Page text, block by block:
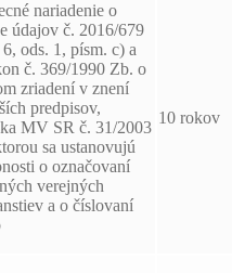
nariadenie o
údajov č. 2016/679
ods. 1, písm. c) a
č. 369/1990 Zb. o
zriadení v znení
predpisov,
MV SR č. 31/2003
sa ustanovujú
o označovaní
verejných
a o číslovaní
10 rokov